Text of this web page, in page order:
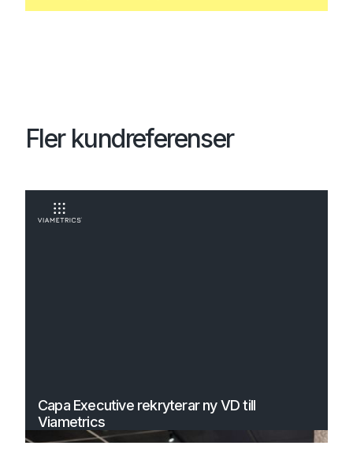
Fler kundreferenser
Capa Executive rekryterar ny VD till
Viametrics